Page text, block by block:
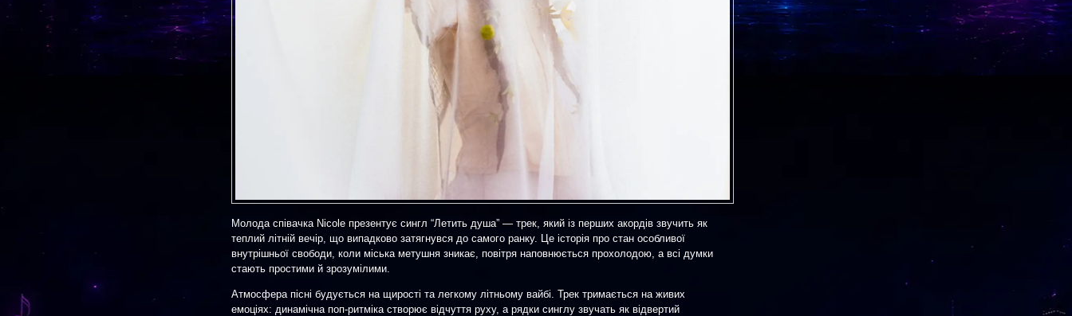
Молода співачка Nicole презентує сингл “Летить душа” — трек, який із перших акордів звучить як
теплий літній вечір, що випадково затягнувся до самого ранку. Це історія про стан особливої
внутрішньої свободи, коли міська метушня зникає, повітря наповнюється прохолодою, а всі думки
стають простими й зрозумілими.
Атмосфера пісні будується на щирості та легкому літньому вайбі. Трек тримається на живих
емоціях: динамічна поп-ритміка створює відчуття руху, а рядки синглу звучать як відвертий